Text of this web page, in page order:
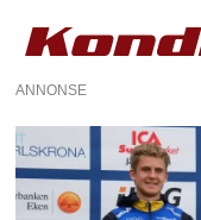
ANNONSE